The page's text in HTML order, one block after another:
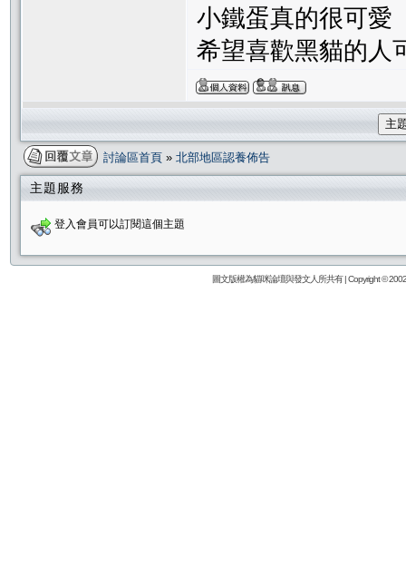
小鐵蛋真的很可愛
希望喜歡黑貓的人
主
討論區首頁 » 北部地區認養佈告
主題服務
登入會員可以訂閱這個主題
圖文版權為貓咪論壇與發文人所共有 | Copyright ©